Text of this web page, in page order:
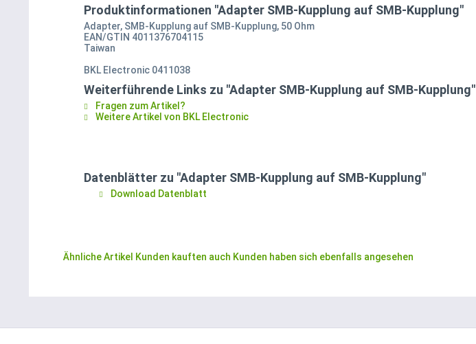
Produktinformationen "Adapter SMB-Kupplung auf SMB-Kupplung"
Adapter, SMB-Kupplung auf SMB-Kupplung, 50 Ohm
EAN/GTIN 4011376704115
Taiwan
BKL Electronic 0411038
Weiterführende Links zu "Adapter SMB-Kupplung auf SMB-Kupplung"
Fragen zum Artikel?
Weitere Artikel von BKL Electronic
Datenblätter zu "Adapter SMB-Kupplung auf SMB-Kupplung"
Download Datenblatt
Ähnliche Artikel Kunden kauften auch Kunden haben sich ebenfalls angesehen